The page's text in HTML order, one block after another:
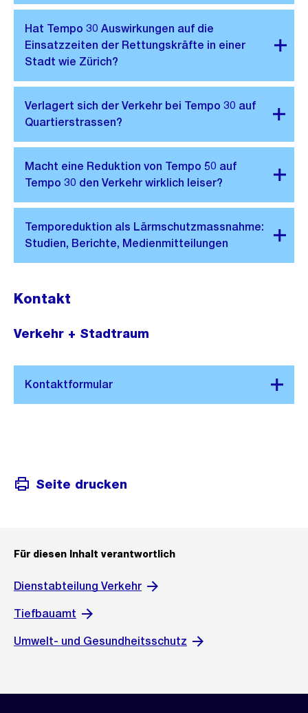
Kontakt
Verkehr + Stadtraum
Seite drucken
Für diesen Inhalt verantwortlich
Dienstabteilung Verkehr
Tiefbauamt
Umwelt- und Gesundheitsschutz